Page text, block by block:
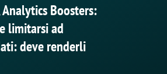
Analytics Boosters:
limitarsi ad
deve renderli